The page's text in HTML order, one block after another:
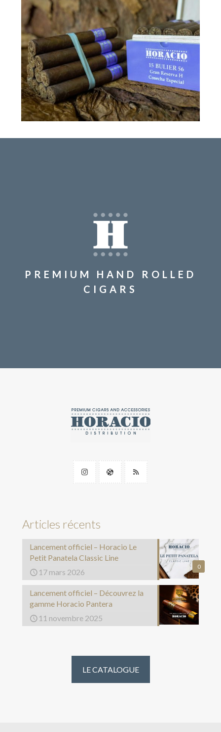
PREMIUM HAND ROLLED
CIGARS
Articles récents
0
Lancement officiel – Horacio Le
Petit Panatela Classic Line
17 mars 2026
Lancement officiel – Découvrez la
gamme Horacio Pantera
11 novembre 2025
LE CATALOGUE